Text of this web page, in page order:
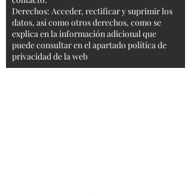
Derechos: Acceder, rectificar y suprimir los
datos, así como otros derechos, como se
explica en la información adicional que
puede consultar en el apartado política de
privacidad de la web